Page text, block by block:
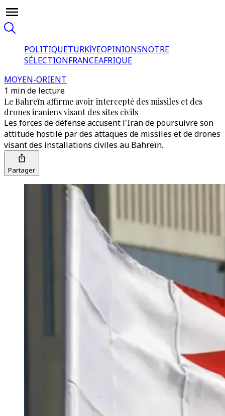
POLITIQUETÜRKİYEOPINIONSNOTRE
SÉLECTIONFRANCEAFRIQUE
MOYEN-ORIENT
1 min de lecture
Le Bahreïn affirme avoir intercepté des missiles et des
drones iraniens visant des sites civils
Les forces de défense accusent l'Iran de poursuivre son
attitude hostile par des attaques de missiles et de drones
visant des installations civiles au Bahreïn.
Partager